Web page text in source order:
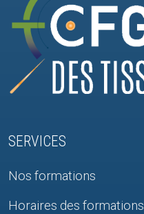
SERVICES
Nos formations
Horaires des formations